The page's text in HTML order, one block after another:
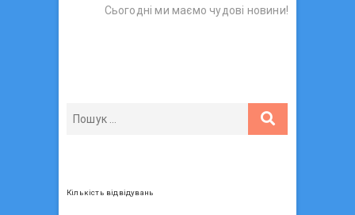
я
п
д
а
Сьогодні ми маємо чудові новини!
Кількість відвідувань